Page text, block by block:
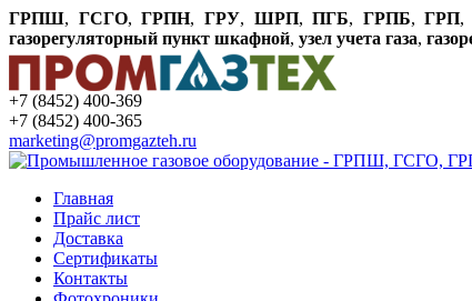
ГРПШ, ГСГО,ГРПН, ГРУ, ШРП,ПГБ, ГРПБ,ГРП,
газорегуляторный пункт шкафной, узел учета газа,
+7 (8452) 400-369
+7 (8452) 400-365
marketing@promgazteh.ru
Главная
Прайс лист
Доставка
Сертификаты
Контакты